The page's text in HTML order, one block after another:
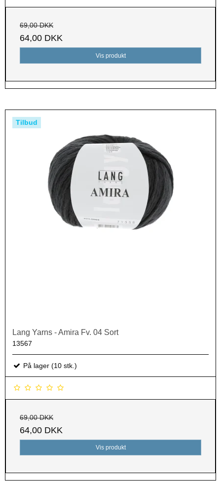
69,00 DKK
64,00 DKK
Vis produkt
Tilbud
Lang Yarns - Amira Fv. 04 Sort
13567
På lager (10 stk.)
69,00 DKK
64,00 DKK
Vis produkt